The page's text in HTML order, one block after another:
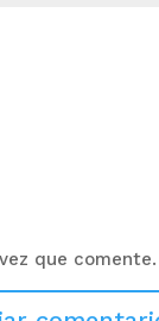
que comente.